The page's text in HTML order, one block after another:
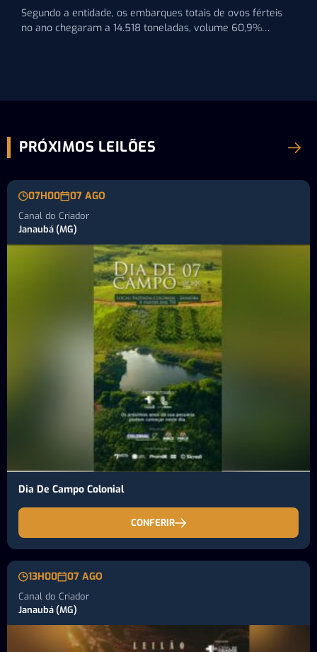
Segundo a entidade, os embarques totais de ovos férteis
no ano chegaram a 14.518 toneladas, volume 60,9%
PRÓXIMOS LEILÕES
07H00 07 AGO
Canal do Criador
Janaubá (MG)
Dia De Campo Colonial
CONFERIR
13H00 07 AGO
Canal do Criador
Janaubá (MG)